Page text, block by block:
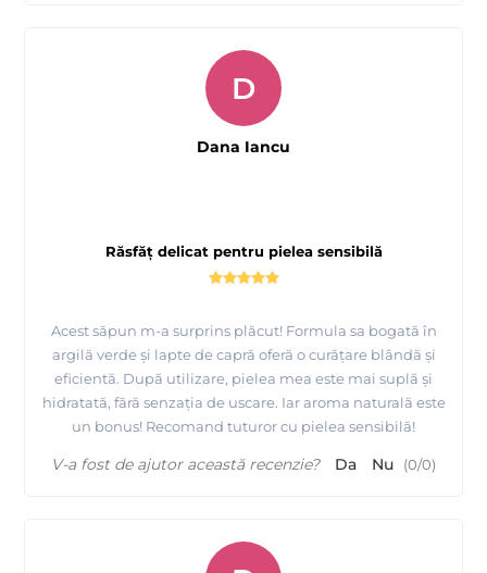
Răsfăț delicat pentru pielea sensibilă
Acest săpun m-a surprins plăcut! Formula sa bogată în
argilă verde și lapte de capră oferă o curățare blândă și
eficientă. După utilizare, pielea mea este mai suplă și
hidratată, fără senzația de uscare. Iar aroma naturală este
un bonus! Recomand tuturor cu pielea sensibilă!
D
Dana Iancu
V-a fost de ajutor această recenzie? Da Nu (0/0)